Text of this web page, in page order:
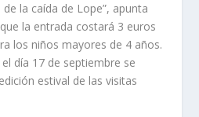
la caída de Lope”, apunta
la entrada costará 3 euros
los niños mayores de 4 años.
día 17 de septiembre se
estival de las visitas